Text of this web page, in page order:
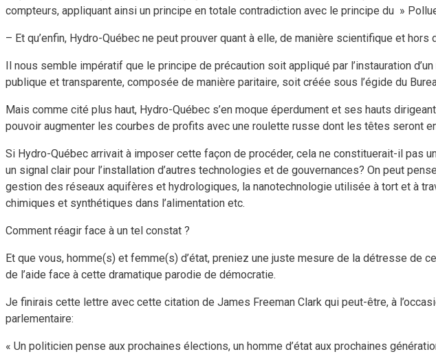
compteurs, appliquant ainsi un principe en totale contradiction avec le principe du »
– Et qu’enfin, Hydro-Québec ne peut prouver quant à elle, de manière scientifique et
Il nous semble impératif que le principe de précaution soit appliqué par l’instauration
publique et transparente, composée de manière paritaire, soit créée sous l’égide du
Mais comme cité plus haut, Hydro-Québec s’en moque éperdument et ses hauts
pouvoir augmenter les courbes de profits avec une roulette russe dont les têtes seront
Si Hydro-Québec arrivait à imposer cette façon de procéder, cela ne constituerait-il pas
un signal clair pour l’installation d’autres technologies et de gouvernances? On peut
gestion des réseaux aquifères et hydrologiques, la nanotechnologie utilisée à tort et à
chimiques et synthétiques dans l’alimentation etc.
Comment réagir face à un tel constat ?
Et que vous, homme(s) et femme(s) d’état, preniez une juste mesure de la détresse de
de l’aide face à cette dramatique parodie de démocratie.
Je finirais cette lettre avec cette citation de James Freeman Clark qui peut-être, à
parlementaire:
« Un politicien pense aux prochaines élections, un homme d’état aux prochaines